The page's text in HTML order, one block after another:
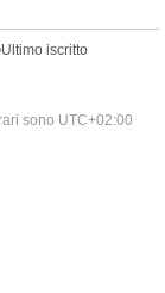
iscritto
sono UTC+02:00